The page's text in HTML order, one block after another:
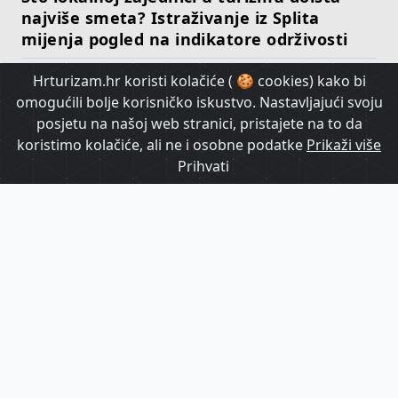
najviše smeta? Istraživanje iz Splita
mijenja pogled na indikatore održivosti
HrTurizam TV
Hrturizam.hr koristi kolačiće ( 🍪 cookies) kako bi
omogućili bolje korisničko iskustvo. Nastavljajući svoju
posjetu na našoj web stranici, pristajete na to da
koristimo kolačiće, ali ne i osobne podatke Prikaži više
Prihvati